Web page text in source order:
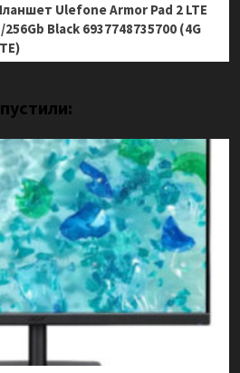
Ulefone Armor Pad 2 LTE
256Gb Black 6937748735700 (4G